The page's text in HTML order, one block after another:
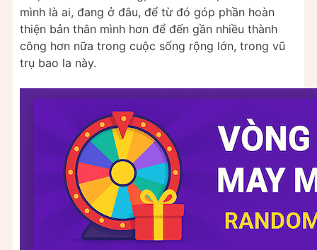
mình là ai, đang ở đâu, để từ đó góp phần hoàn
thiện bản thân mình hơn để đến gần nhiều thành
công hơn nữa trong cuộc sống rộng lớn, trong vũ
trụ bao la này.